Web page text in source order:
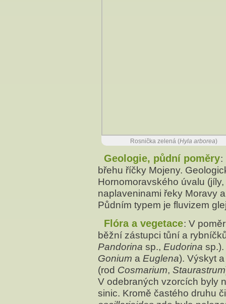
Rosnička zelená (Hyla arborea)
Geologie, půdní poměry:
břehu říčky Mojeny.
Hornomoravského úvalu
naplaveninami řeky Moravy
Půdním typem je fluvizem
Flóra a vegetace: V
běžní zástupci tůní a
Pandorina sp., Eudorina
Gonium a Euglena). Výskyt
(rod Cosmarium, Staurastrum
V odebraných vzorcích byly
sinic. Kromě častého druhu